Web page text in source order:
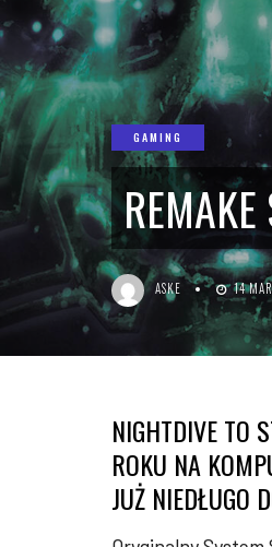
GAMING
ASKE 14
NIGHTDIVE TO
ROKU NA
JUŻ NIEDŁUGO